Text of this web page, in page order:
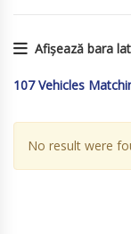
Afișează bara
107 Vehicles
No result were